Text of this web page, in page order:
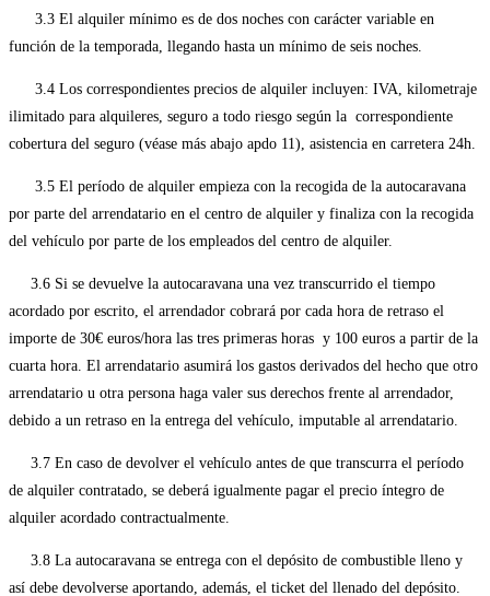
3.3 El alquiler mínimo es de dos noches con carácter variable en
función de la temporada, llegando hasta un mínimo de seis noches.
3.4 Los correspondientes precios de alquiler incluyen: IVA, kilometraje
ilimitado para alquileres, seguro a todo riesgo según la correspondiente
cobertura del seguro (véase más abajo apdo 11), asistencia en carretera 24h.
3.5 El período de alquiler empieza con la recogida de la autocaravana
por parte del arrendatario en el centro de alquiler y finaliza con la recogida
del vehículo por parte de los empleados del centro de alquiler.
3.6 Si se devuelve la autocaravana una vez transcurrido el tiempo
acordado por escrito, el arrendador cobrará por cada hora de retraso el
importe de 30€ euros/hora las tres primeras horas y 100 euros a partir de la
cuarta hora. El arrendatario asumirá los gastos derivados del hecho que otro
arrendatario u otra persona haga valer sus derechos frente al arrendador,
debido a un retraso en la entrega del vehículo, imputable al arrendatario.
3.7 En caso de devolver el vehículo antes de que transcurra el período
de alquiler contratado, se deberá igualmente pagar el precio íntegro de
alquiler acordado contractualmente.
3.8 La autocaravana se entrega con el depósito de combustible lleno y
así debe devolverse aportando, además, el ticket del llenado del depósito.